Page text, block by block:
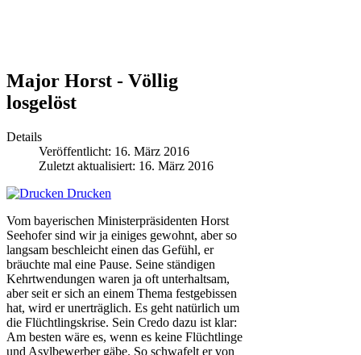
Major Horst - Völlig
losgelöst
Details
Veröffentlicht: 16. März 2016
Zuletzt aktualisiert: 16. März 2016
Drucken
Vom bayerischen Ministerpräsidenten Horst
Seehofer sind wir ja einiges gewohnt, aber so
langsam beschleicht einen das Gefühl, er
bräuchte mal eine Pause. Seine ständigen
Kehrtwendungen waren ja oft unterhaltsam,
aber seit er sich an einem Thema festgebissen
hat, wird er unerträglich. Es geht natürlich um
die Flüchtlingskrise. Sein Credo dazu ist klar:
Am besten wäre es, wenn es keine Flüchtlinge
und Asylbewerber gäbe. So schwafelt er von